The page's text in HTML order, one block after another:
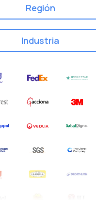
Región
Industria